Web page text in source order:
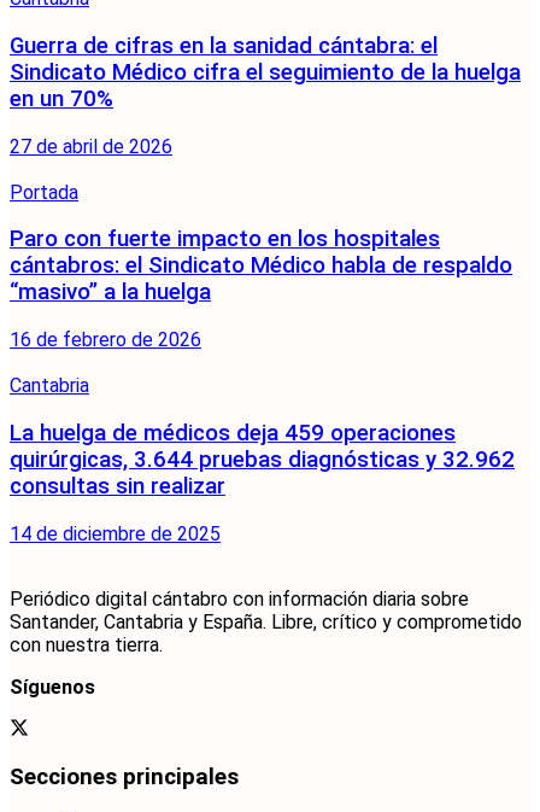
Guerra de cifras en la sanidad cántabra: el
Sindicato Médico cifra el seguimiento de la huelga
en un 70%
27 de abril de 2026
Portada
Paro con fuerte impacto en los hospitales
cántabros: el Sindicato Médico habla de respaldo
“masivo” a la huelga
16 de febrero de 2026
Cantabria
La huelga de médicos deja 459 operaciones
quirúrgicas, 3.644 pruebas diagnósticas y 32.962
consultas sin realizar
14 de diciembre de 2025
Periódico digital cántabro con información diaria sobre
Santander, Cantabria y España. Libre, crítico y comprometido
con nuestra tierra.
Síguenos
Secciones principales